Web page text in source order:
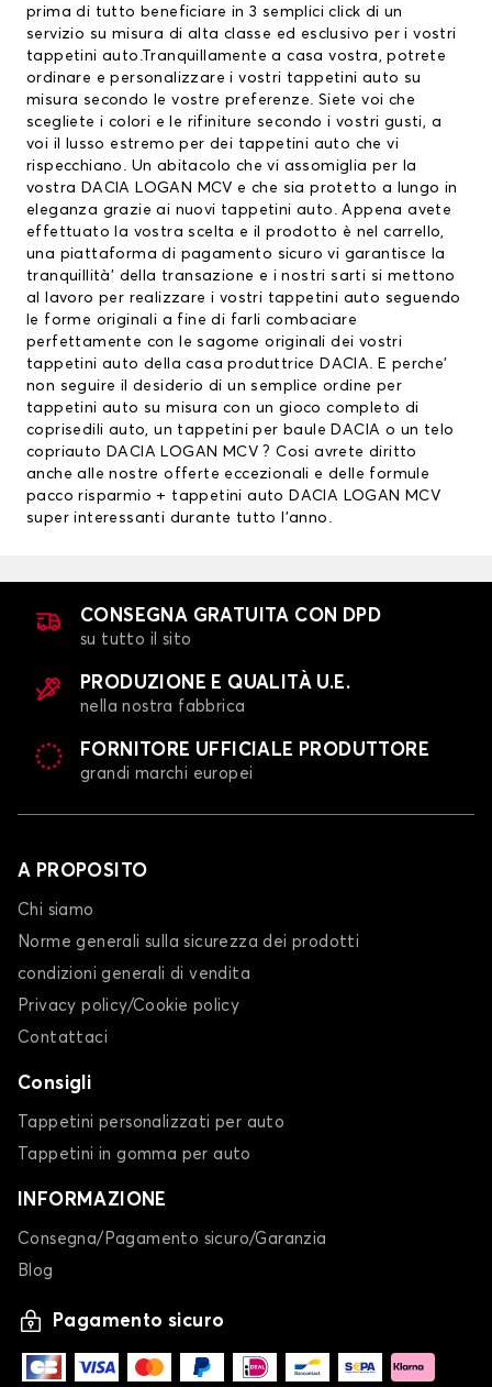
prima di tutto beneficiare in 3 semplici click di un
servizio su misura di alta classe ed esclusivo per i vostri
tappetini auto.Tranquillamente a casa vostra, potrete
ordinare e personalizzare i vostri tappetini auto su
misura secondo le vostre preferenze. Siete voi che
scegliete i colori e le rifiniture secondo i vostri gusti, a
voi il lusso estremo per dei tappetini auto che vi
rispecchiano. Un abitacolo che vi assomiglia per la
vostra DACIA LOGAN MCV e che sia protetto a lungo in
eleganza grazie ai nuovi tappetini auto. Appena avete
effettuato la vostra scelta e il prodotto è nel carrello,
una piattaforma di pagamento sicuro vi garantisce la
tranquillità’ della transazione e i nostri sarti si mettono
al lavoro per realizzare i vostri tappetini auto seguendo
le forme originali a fine di farli combaciare
perfettamente con le sagome originali dei vostri
tappetini auto della casa produttrice DACIA. E perche’
non seguire il desiderio di un semplice ordine per
tappetini auto su misura con un gioco completo di
coprisedili auto, un tappetini per baule DACIA o un telo
copriauto DACIA LOGAN MCV ? Cosi avrete diritto
anche alle nostre offerte eccezionali e delle formule
pacco risparmio + tappetini auto DACIA LOGAN MCV
super interessanti durante tutto l’anno.
CONSEGNA GRATUITA CON DPD
su tutto il sito
PRODUZIONE E QUALITÀ U.E.
nella nostra fabbrica
FORNITORE UFFICIALE PRODUTTORE
grandi marchi europei
A PROPOSITO
Chi siamo
Norme generali sulla sicurezza dei prodotti
condizioni generali di vendita
Privacy policy/Cookie policy
Contattaci
Consigli
Tappetini personalizzati per auto
Tappetini in gomma per auto
INFORMAZIONE
Consegna/Pagamento sicuro/Garanzia
Blog
Pagamento sicuro